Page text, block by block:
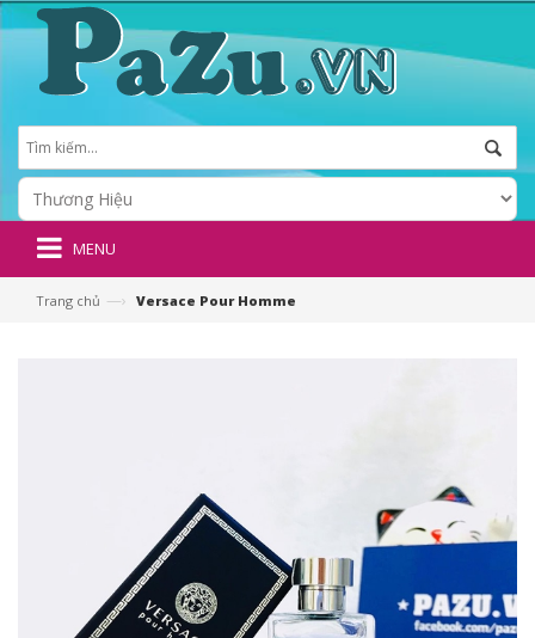
MENU
Trang chủ —› Versace Pour Homme